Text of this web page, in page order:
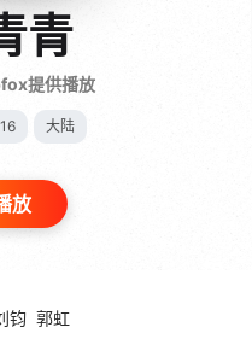
青
提供播放
大陆
放
钧 郭虹